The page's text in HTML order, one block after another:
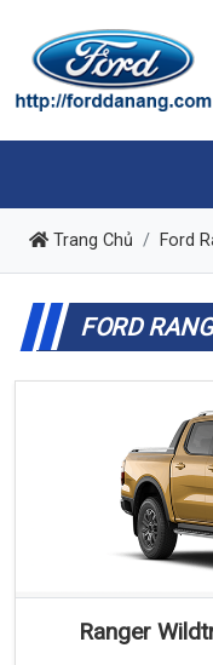
Trang Chủ Ford
FORD
Ranger